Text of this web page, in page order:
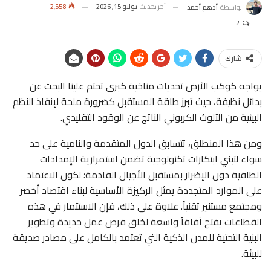
بواسطة أدهم أحمد آخر تحديث يوليو 15, 2026
شارك
يواجه كوكب الأرض تحديات مناخية كبرى تحتم علينا البحث عن
بدائل نظيفة، حيث تبرز طاقة المستقبل كضرورة ملحة لإنقاذ النظم
البيئية من التلوث الكربوني الناتج عن الوقود التقليدي.
ومن هذا المنطلق، تتسابق الدول المتقدمة والنامية على حد
سواء لتبني ابتكارات تكنولوجية تضمن استمرارية الإمدادات
الطاقية دون الإضرار بمستقبل الأجيال القادمة؛ لكون الاعتماد
على الموارد المتجددة يمثل الركيزة الأساسية لبناء اقتصاد أخضر
ومجتمع مستنير تقنياً. علاوة على ذلك، فإن الاستثمار في هذه
القطاعات يفتح آفاقاً واسعة لخلق فرص عمل جديدة وتطوير
البنية التحتية للمدن الذكية التي تعتمد بالكامل على مصادر صديقة
للبيئة.